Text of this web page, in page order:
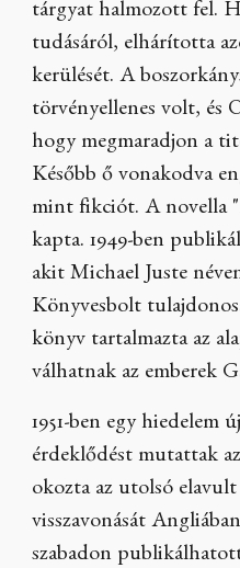
tárgyat halmozott fel.
tudásáról, elhárította
kerülését. A
törvényellenes volt,
hogy megmaradjon a
Később ő vonakodva
mint fikciót. A novella
kapta. 1949-ben
akit Michael Juste
Könyvesbolt
könyv tartalmazta az
válhatnak az emberek
1951-ben egy hiedelem
érdeklődést mutattak
okozta az utolsó
visszavonását
szabadon